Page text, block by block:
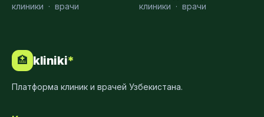
клиники · врачи
клиники · врачи
🏥 kliniki*
Платформа клиник и врачей Узбекистана.